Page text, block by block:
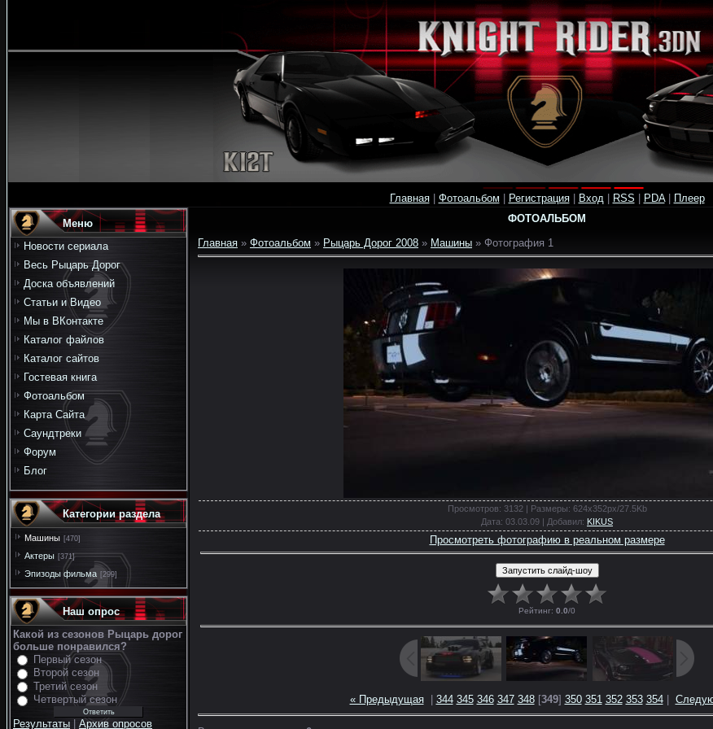
Главная| Фотоальбом Регистрация| Вход| RSS PDA| Плеер
Меню
Новости сериала
Весь Рыцарь Дорог
Доска объявлений
Статьи и Видео
Мы в ВКонтакте
Каталог файлов
Каталог сайтов
Гостевая книга
Фотоальбом
Карта Сайта
Саундтреки
Форум
Блог
Категории раздела
Машины [470]
Актеры [371]
Эпизоды фильма [299]
Наш опрос
Какой из сезонов Рыцарь дорог
больше понравился?
Первый сезон
Второй сезон
Третий сезон
Четвертый сезон
Результаты
Архив опросов
ФОТОАЛЬБОМ
Главная » Фотоальбом » Рыцарь Дорог 2008 » Машины » Фотография 1
Просмотров: 3132 | Размеры: 624x352px/27.5Kb
Дата: 03.03.09 | Добавил: KIKUS
Просмотреть фотографию в реальном размере
Рейтинг: 0.0/0
« Предыдущая| 344 345 346 347 348[349] 350 351 352 353 354|